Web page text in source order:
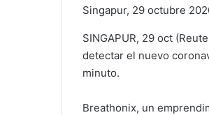
Singapur, 29 octubre
SINGAPUR, 29 oct
detectar el nuevo
minuto.
Breathonix, un